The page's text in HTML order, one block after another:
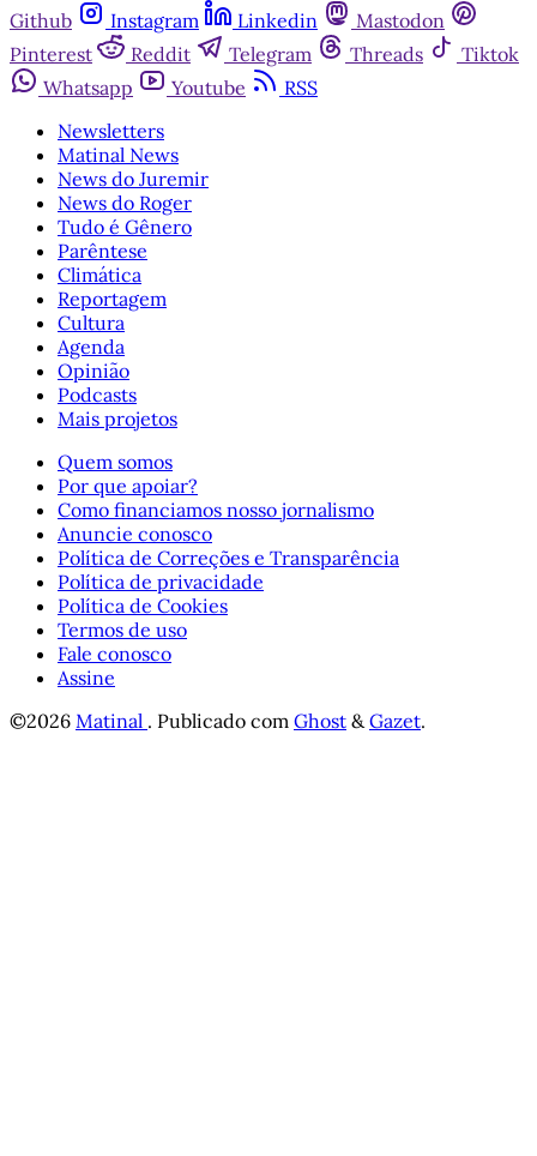
Github
Instagram Linkedin
Mastodon
Pinterest
Reddit Telegram Threads
Tiktok
Whatsapp
Youtube
RSS
Newsletters
Matinal News
News do Juremir
News do Roger
Tudo é Gênero
Parêntese
Climática
Reportagem
Cultura
Agenda
Opinião
Podcasts
Mais projetos
Quem somos
Por que apoiar?
Como financiamos nosso jornalismo
Anuncie conosco
Política de Correções e Transparência
Política de privacidade
Política de Cookies
Termos de uso
Fale conosco
Assine
©2026 Matinal . Publicado com Ghost & Gazet.